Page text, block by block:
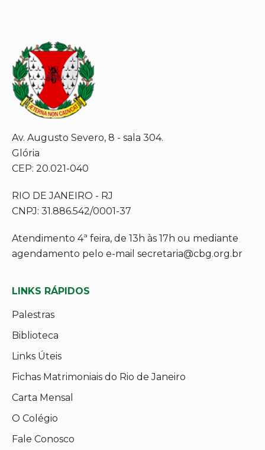
Av. Augusto Severo, 8 - sala 304.
Glória
CEP: 20.021-040
RIO DE JANEIRO - RJ
CNPJ: 31.886.542/0001-37
Atendimento 4ª feira, de 13h às 17h ou mediante
agendamento pelo e-mail secretaria@cbg.org.br
LINKS RÁPIDOS
Palestras
Biblioteca
Links Úteis
Fichas Matrimoniais do Rio de Janeiro
Carta Mensal
O Colégio
Fale Conosco